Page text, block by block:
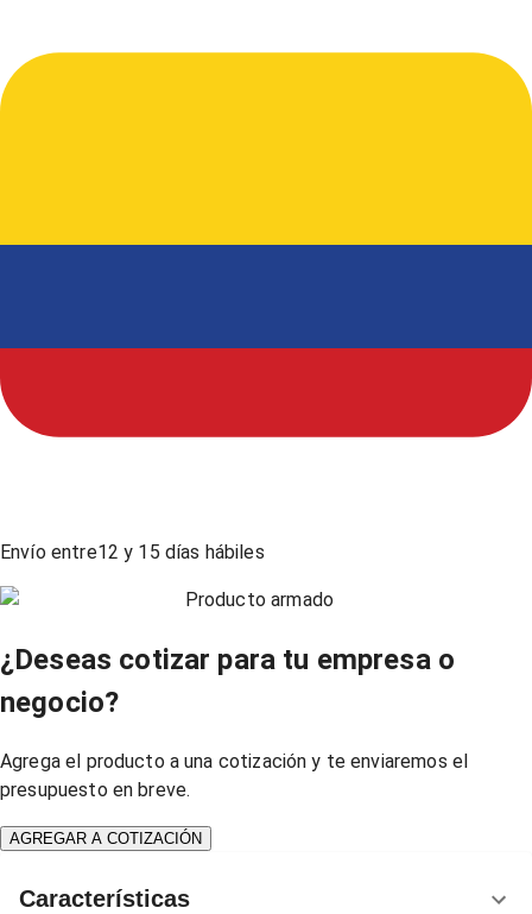
Envío entre12 y 15 días hábiles
Producto armado
¿Deseas cotizar para tu empresa o
negocio?
Agrega el producto a una cotización y te enviaremos el
presupuesto en breve.
AGREGAR A COTIZACIÓN
Características